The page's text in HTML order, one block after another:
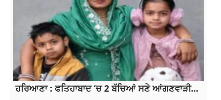
ਹਰਿਆਣਾ : ਫਤਿਹਾਬਾਦ ‘ਚ 2 ਬੱਚਿਆਂ ਸਣੇ ਆਂਗਣਵਾੜੀ...